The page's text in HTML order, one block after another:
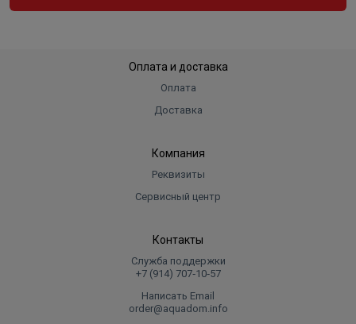
Оплата и доставка
Оплата
Доставка
Компания
Реквизиты
Сервисный центр
Контакты
Служба поддержки
+7 (914) 707‑10‑57
Написать Email
order@aquadom.info